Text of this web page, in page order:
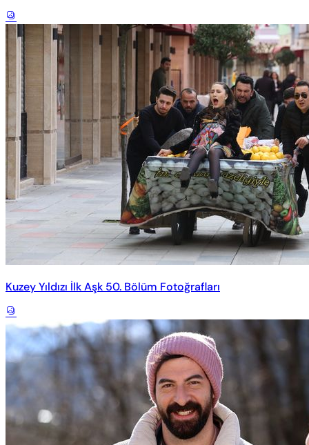
Kuzey Yıldızı İlk Aşk 50. Bölüm Fotoğrafları